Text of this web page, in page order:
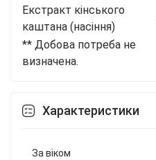
Екстракт кінського
каштана (насіння)
** Добова потреба не
визначена.
Характеристики
За віком